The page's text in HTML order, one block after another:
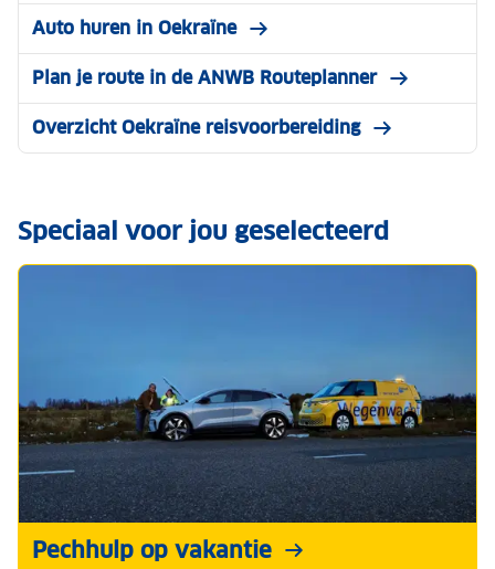
Auto huren in Oekraïne
Plan je route in de ANWB Routeplanner
Overzicht Oekraïne reisvoorbereiding
Speciaal voor jou geselecteerd
Pechhulp op vakantie